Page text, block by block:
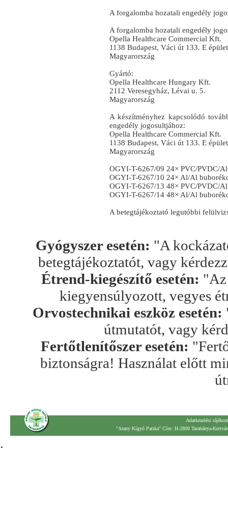
A forgalomba hozatali engedély
A forgalomba hozatali engedély
Opella Healthcare Commercial Kft.
1138 Budapest, Váci út 133. E
Magyarország
Gyártó:
Opella Healthcare Hungary Kft.
2112 Veresegyház, Lévai u. 5.
Magyarország
A készítményhez kapcsolódó
engedély jogosultjához:
Opella Healthcare Commercial Kft.
1138 Budapest, Váci út 133. E
Magyarország
OGYI-T-6267/09 24× PVC/PVDC/
OGYI-T-6267/10 24× Al/Al
OGYI-T-6267/13 48× PVC/PVDC/
OGYI-T-6267/14 48× Al/Al
A betegtájékoztató legutóbbi
Gyógyszer esetén: "A
betegtájékoztatót, vagy
Étrend-kiegészítő esetén: "Az
kiegyensúlyozott, vegyes
Orvostechnikai eszköz esetén:
útmutatót, vagy
Fertőtlenítőszer esetén:
biztonságra! Használat előtt
Adatkezelési
"Arany Kígyó Patika" Cím: H-2800 Tatabánya-
.